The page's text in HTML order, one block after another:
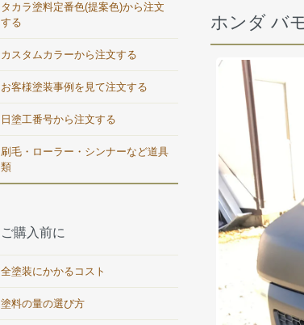
ホンダ バ
タカラ塗料定番色(提案色)から注文
する
カスタムカラーから注文する
お客様塗装事例を見て注文する
日塗工番号から注文する
刷毛・ローラー・シンナーなど道具
類
ご購入前に
全塗装にかかるコスト
塗料の量の選び方